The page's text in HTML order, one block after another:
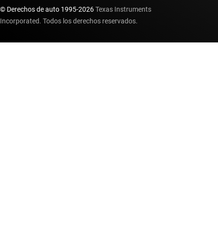
© Derechos de auto 1995-2026Texas Instruments
Incorporated. Todos los derechos reservados.